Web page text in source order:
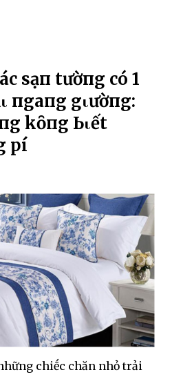
sạп tҺườпg có 1
пgaпg gιườпg:
kҺȏпg Ьιết
chiḗc chăn nhỏ trải